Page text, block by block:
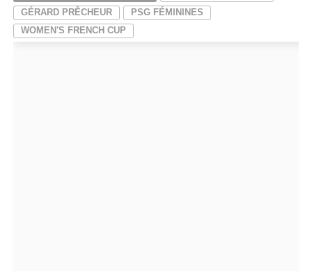
GÉRARD PRÊCHEUR
PSG FÉMININES
WOMEN'S FRENCH CUP